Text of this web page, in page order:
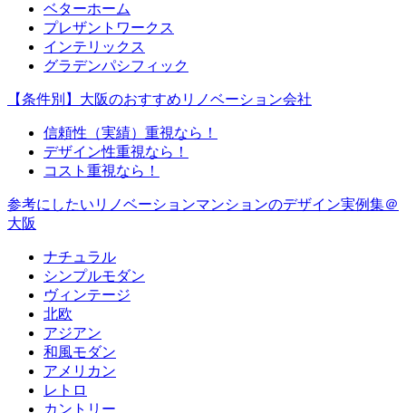
ベターホーム
プレザントワークス
インテリックス
グラデンパシフィック
【条件別】大阪のおすすめリノベーション会社
信頼性（実績）重視なら！
デザイン性重視なら！
コスト重視なら！
参考にしたいリノベーションマンションのデザイン実例集＠
大阪
ナチュラル
シンプルモダン
ヴィンテージ
北欧
アジアン
和風モダン
アメリカン
レトロ
カントリー